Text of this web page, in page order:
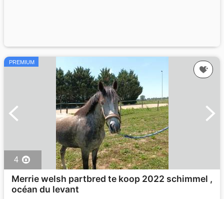
PREMIUM
4
Merrie welsh partbred te koop 2022 schimmel ,
océan du levant